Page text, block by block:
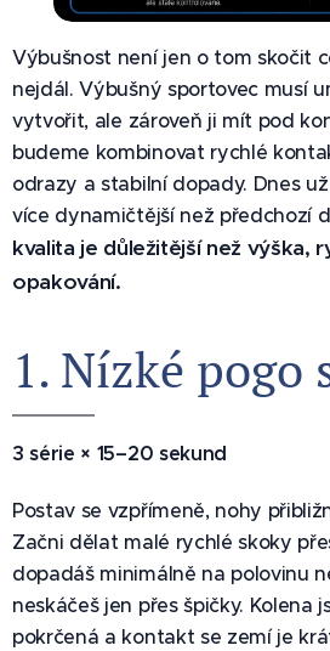
Výbušnost není jen o tom skočit
nejdál. Výbušný sportovec musí
vytvořit, ale zároveň ji mít pod
budeme kombinovat rychlé
odrazy a stabilní dopady. Dnes
více dynamičtější než předchozí
kvalita je důležitější než výška,
opakování.
1. Nízké pogo
3 série × 15–20 sekund
Postav se vzpřímeně, nohy
Začni dělat malé rychlé skoky
dopadáš minimálně na polovinu
neskáčeš jen přes špičky. Kolena
pokrčená a kontakt se zemí je